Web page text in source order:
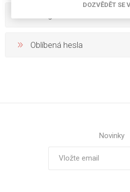
Oblíbená hesla
Novinky
DOZVĚDĚT SE